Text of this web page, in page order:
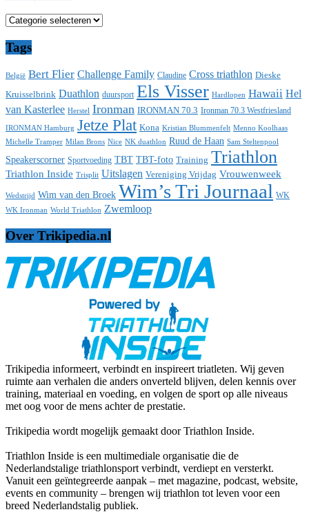
Categorieën
Tags
België Bert Flier Challenge Family Claudine Cross triathlon Dieske
Kruisselbrink Duathlon duursport Els Visser Hardlopen Hawaii Hel
van Kasterlee Herstel Ironman IRONMAN 70.3 Ironman 70.3 Westfriesland
IRONMAN Hamburg Jetze Plat Kona Kristian Blummenfelt Menno Koolhaas
Michelle Tramper Milan Brons Nice NK duathlon Ruud de Haan Sam Steltenpool
Speakerscorner Sportvoeding TBT TBT-foto Training Triathlon
Triathlon Inside Trisplit Uitslagen Vereniging Vrijdag Vrouwenweek
Wedstrijd Wim van den Broek Wim’s Tri Journaal WK
WK Ironman World Triathlon Zwemloop
Over Trikipedia.nl
Trikipedia informeert, verbindt en inspireert triatleten. Wij geven
ruimte aan verhalen die anders onverteld blijven, delen kennis over
training, materiaal en voeding, en volgen de sport op alle niveaus
met oog voor de mens achter de prestatie.
Trikipedia wordt mogelijk gemaakt door Triathlon Inside.
Triathlon Inside is een multimediale organisatie die de
Nederlandstalige triathlonsport verbindt, verdiept en versterkt.
Vanuit een geïntegreerde aanpak – met magazine, podcast, website,
events en community – brengen wij triathlon tot leven voor een
breed Nederlandstalig publiek.